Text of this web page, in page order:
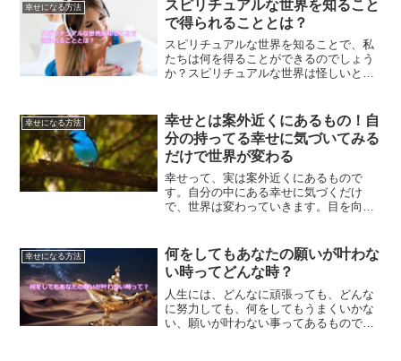
幸せになる方法
スピリチュアルな世界を知ること
で得られることとは？
スピリチュアルな世界を知ることで、私
たちは何を得ることができるのでしょう
か？スピリチュアルな世界は怪しいと言
ことで得られることについて解説しま
す。
幸せになる方法
幸せとは案外近くにあるもの！自
分の持ってる幸せに気づいてみる
だけで世界が変わる
幸せって、実は案外近くにあるもので
す。自分の中にある幸せに気づくだけ
で、世界は変わっていきます。目を向け
て、解説していきます。
幸せになる方法
何をしてもあなたの願いが叶わな
い時ってどんな時？
人生には、どんなに頑張っても、どんな
に努力しても、何をしてもうまくいかな
い、願いが叶わない事ってあるもので